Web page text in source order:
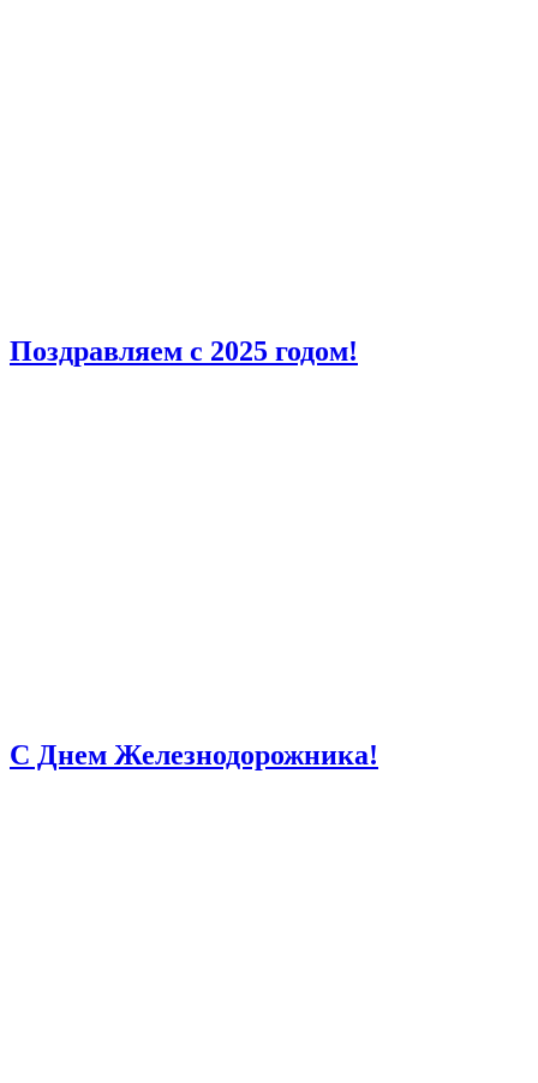
Поздравляем с 2025 годом!
С Днем Железнодорожника!